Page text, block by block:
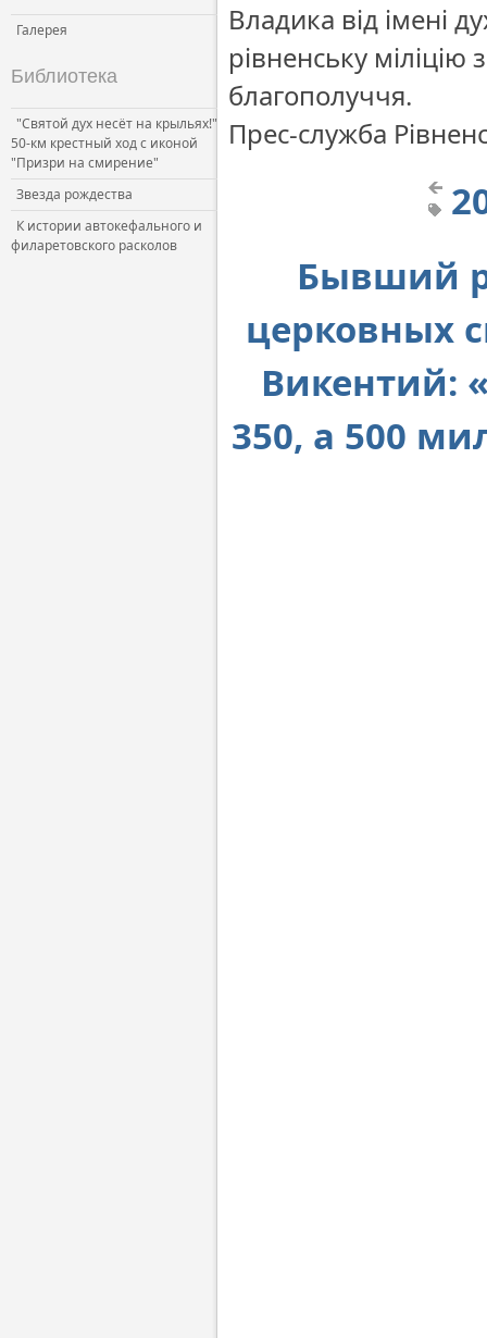
Галерея
Библиотека
"Святой дух несёт на крыльях!"
50-км крестный ход с иконой
"Призри на смирение"
Звезда рождества
К истории автокефального и
филаретовского расколов
Владика від імені
рівненську міліцію
благополуччя.
Прес-служба
Бывший
церковных
Викентий:
350, а 500